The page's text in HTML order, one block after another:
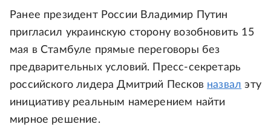
Ранее президент России Владимир Путин
пригласил украинскую сторону возобновить 15
мая в Стамбуле прямые переговоры без
предварительных условий. Пресс-секретарь
российского лидера Дмитрий Песков назвал эту
инициативу реальным намерением найти
мирное решение.